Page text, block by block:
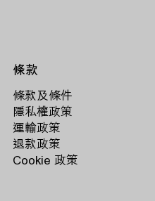
條款及條件
隱私權政策
運輸政策
退款政策
Cookie 政策
條款